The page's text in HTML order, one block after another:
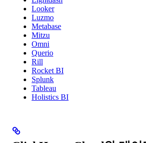
Looker
Luzmo
Metabase
Mitzu
Omni
Querio
Rill
Rocket BI
Splunk
Tableau
Holistics BI